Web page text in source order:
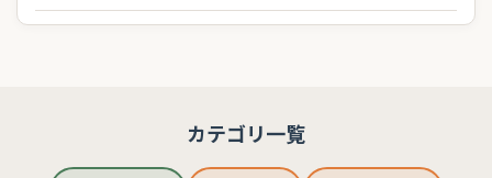
カテゴリ一覧